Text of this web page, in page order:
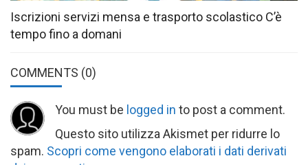
Iscrizioni servizi mensa e trasporto scolastico C’è
tempo fino a domani
COMMENTS (0)
You must be logged in to post a comment.
Questo sito utilizza Akismet per ridurre lo
spam. Scopri come vengono elaborati i dati derivati